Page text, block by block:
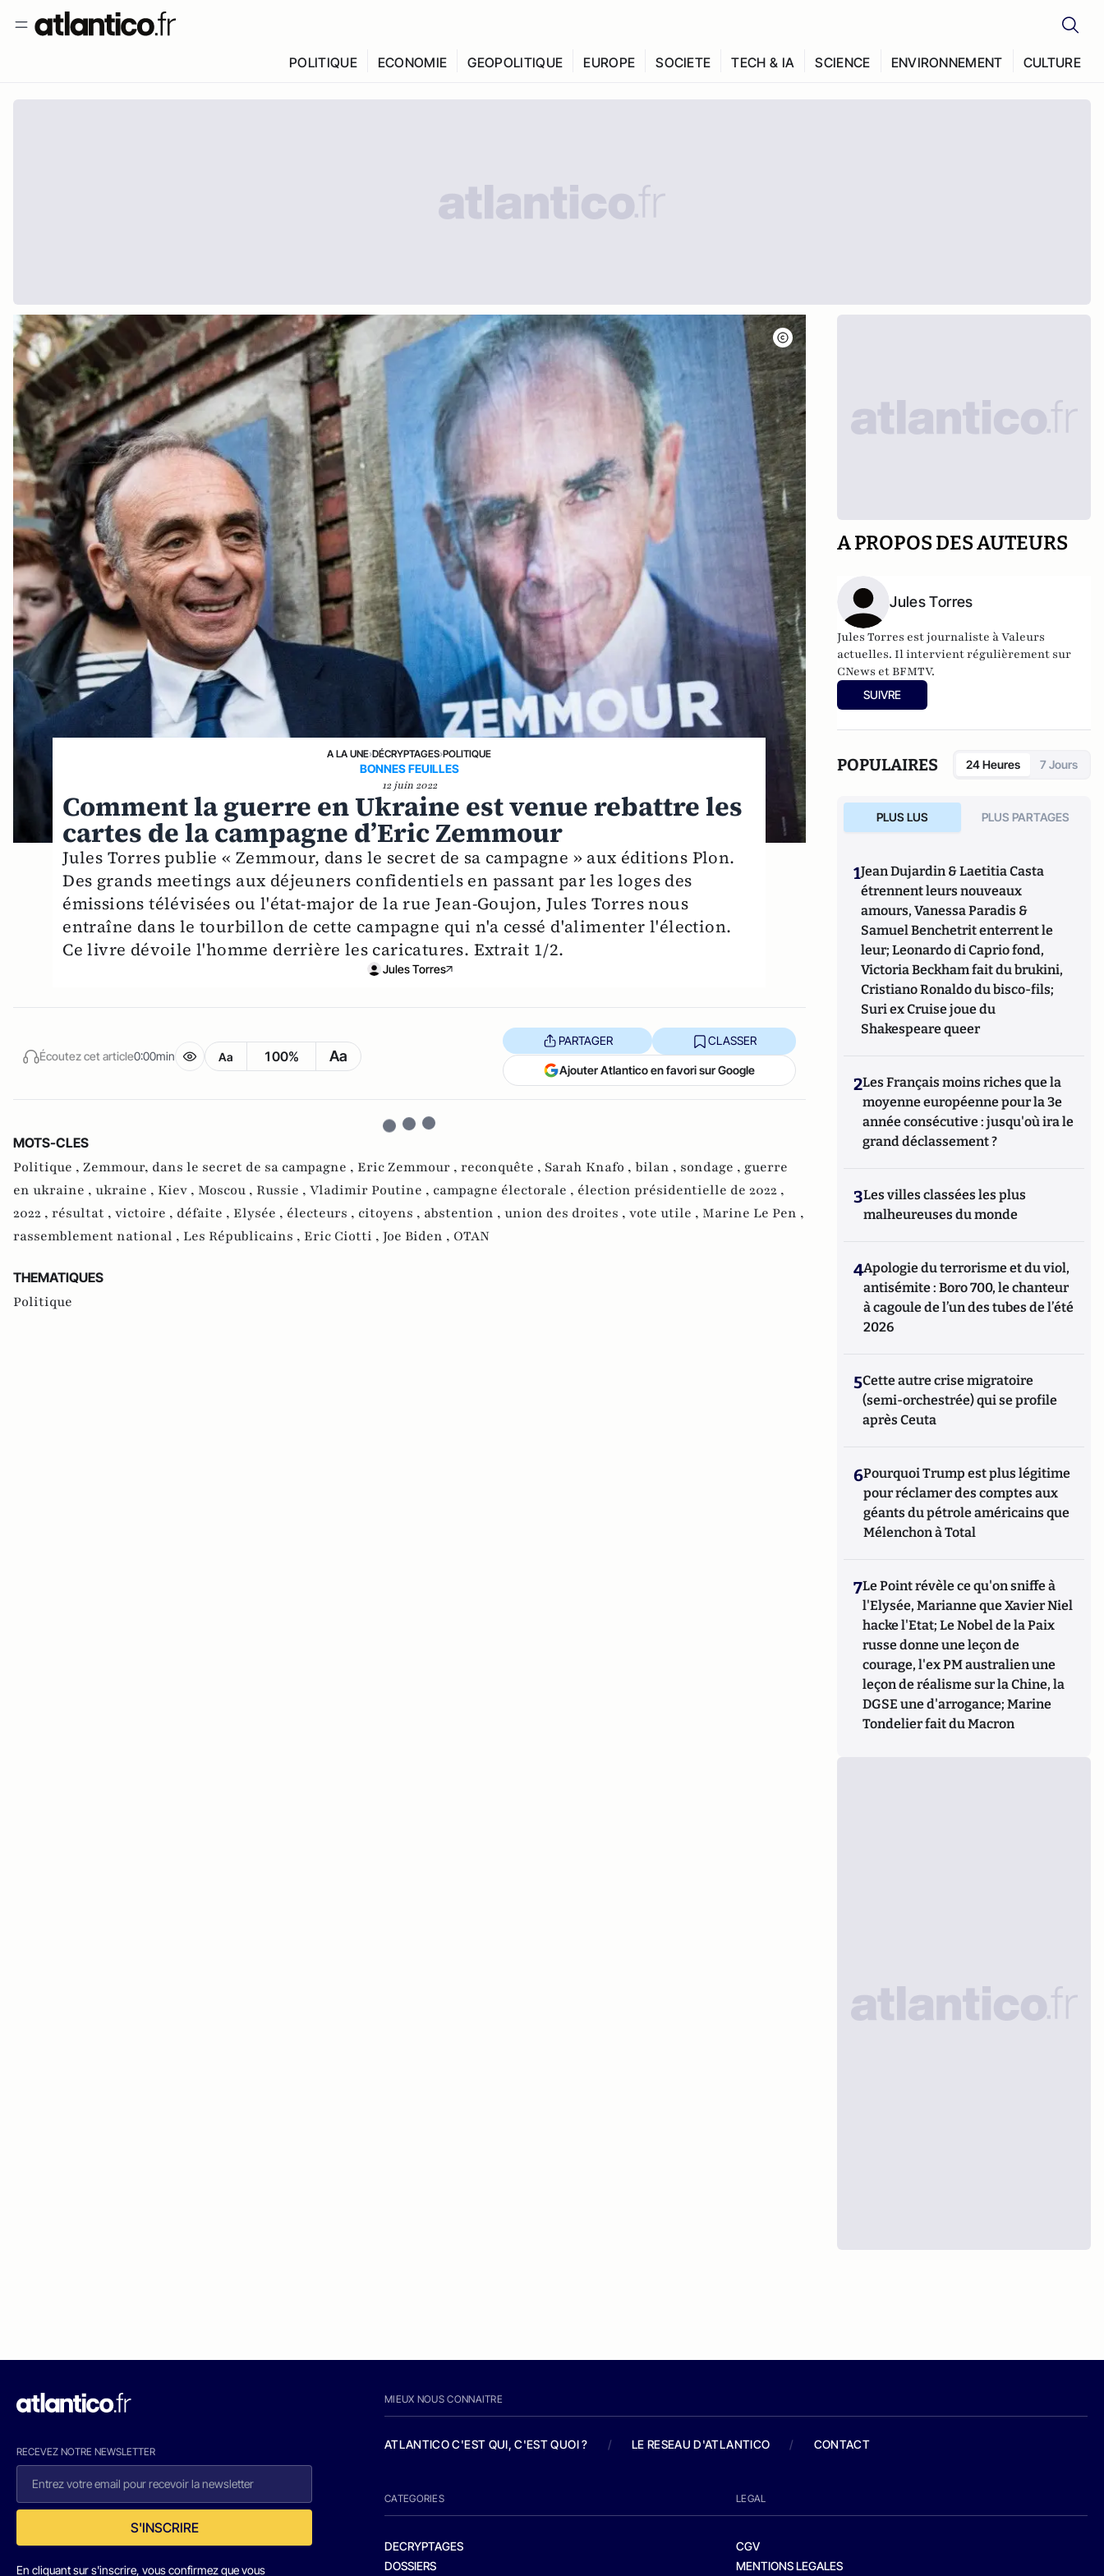
POLITIQUE ECONOMIE GEOPOLITIQUE EUROPE SOCIETE TECH & IA SCIENCE ENVIRONNEMENT CULTURE
A LA UNE›DÉCRYPTAGES›POLITIQUE
BONNES FEUILLES
12 juin 2022
Comment la guerre en Ukraine est venue rebattre les
cartes de la campagne d’Eric Zemmour
Jules Torres publie « Zemmour, dans le secret de sa campagne » aux éditions Plon.
Des grands meetings aux déjeuners confidentiels en passant par les loges des
émissions télévisées ou l'état-major de la rue Jean-Goujon, Jules Torres nous
entraîne dans le tourbillon de cette campagne qui n'a cessé d'alimenter l'élection.
Ce livre dévoile l'homme derrière les caricatures. Extrait 1/2.
Jules Torres
Écoutez cet article0:00min Aa 100% Aa
PARTAGER CLASSER
Ajouter Atlantico en favori sur Google
MOTS-CLES
Politique , Zemmour, dans le secret de sa campagne , Eric Zemmour , reconquête , Sarah Knafo , bilan , sondage , guerre
en ukraine , ukraine , Kiev , Moscou , Russie , Vladimir Poutine , campagne électorale , élection présidentielle de 2022 ,
2022 , résultat , victoire , défaite , Elysée , électeurs , citoyens , abstention , union des droites , vote utile , Marine Le Pen ,
rassemblement national , Les Républicains , Eric Ciotti , Joe Biden , OTAN
THEMATIQUES
Politique
A PROPOS DES AUTEURS
Jules Torres
Jules Torres est journaliste à Valeurs
actuelles. Il intervient régulièrement sur
CNews et BFMTV.
SUIVRE
POPULAIRES 24 Heures 7 Jours
PLUS LUS PLUS PARTAGES
1Jean Dujardin & Laetitia Casta
étrennent leurs nouveaux
amours, Vanessa Paradis &
Samuel Benchetrit enterrent le
leur; Leonardo di Caprio fond,
Victoria Beckham fait du brukini,
Cristiano Ronaldo du bisco-fils;
Suri ex Cruise joue du
Shakespeare queer
2Les Français moins riches que la
moyenne européenne pour la 3e
année consécutive : jusqu'où ira le
grand déclassement ?
3Les villes classées les plus
malheureuses du monde
4Apologie du terrorisme et du viol,
antisémite : Boro 700, le chanteur
à cagoule de l’un des tubes de l’été
2026
5Cette autre crise migratoire
(semi-orchestrée) qui se profile
après Ceuta
6Pourquoi Trump est plus légitime
pour réclamer des comptes aux
géants du pétrole américains que
Mélenchon à Total
7Le Point révèle ce qu'on sniffe à
l'Elysée, Marianne que Xavier Niel
hacke l'Etat; Le Nobel de la Paix
russe donne une leçon de
courage, l'ex PM australien une
leçon de réalisme sur la Chine, la
DGSE une d'arrogance; Marine
Tondelier fait du Macron
RECEVEZ NOTRE NEWSLETTER
S'INSCRIRE
En cliquant sur s'inscrire, vous confirmez que vous
MIEUX NOUS CONNAITRE
ATLANTICO C'EST QUI, C'EST QUOI ? / LE RESEAU D'ATLANTICO / CONTACT
CATEGORIES
DECRYPTAGES
DOSSIERS
LEGAL
CGV
MENTIONS LEGALES